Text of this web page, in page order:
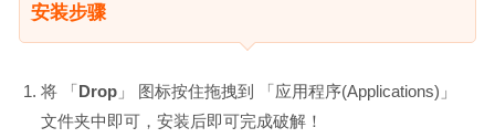
安装步骤
将 「Drop 」 图标按住拖拽到 「应用程序(Applications)」
文件夹中即可，安装后即可完成破解！